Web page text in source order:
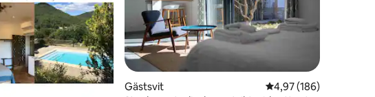
19 omdömen
Gästsvit 4,97 av 5 i
4,97 (186)